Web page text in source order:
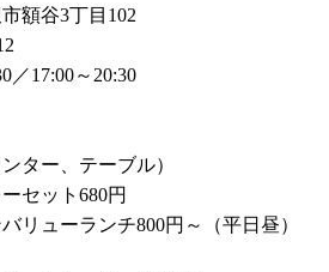
額谷3丁目102
／17:00～20:30
ター、テーブル）
セット680円
リューランチ800円～（平日昼）